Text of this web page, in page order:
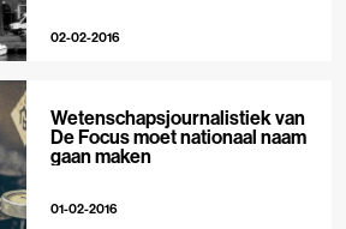
02-02-2016
Wetenschapsjournalistiek van
De Focus moet nationaal naam
gaan maken
01-02-2016